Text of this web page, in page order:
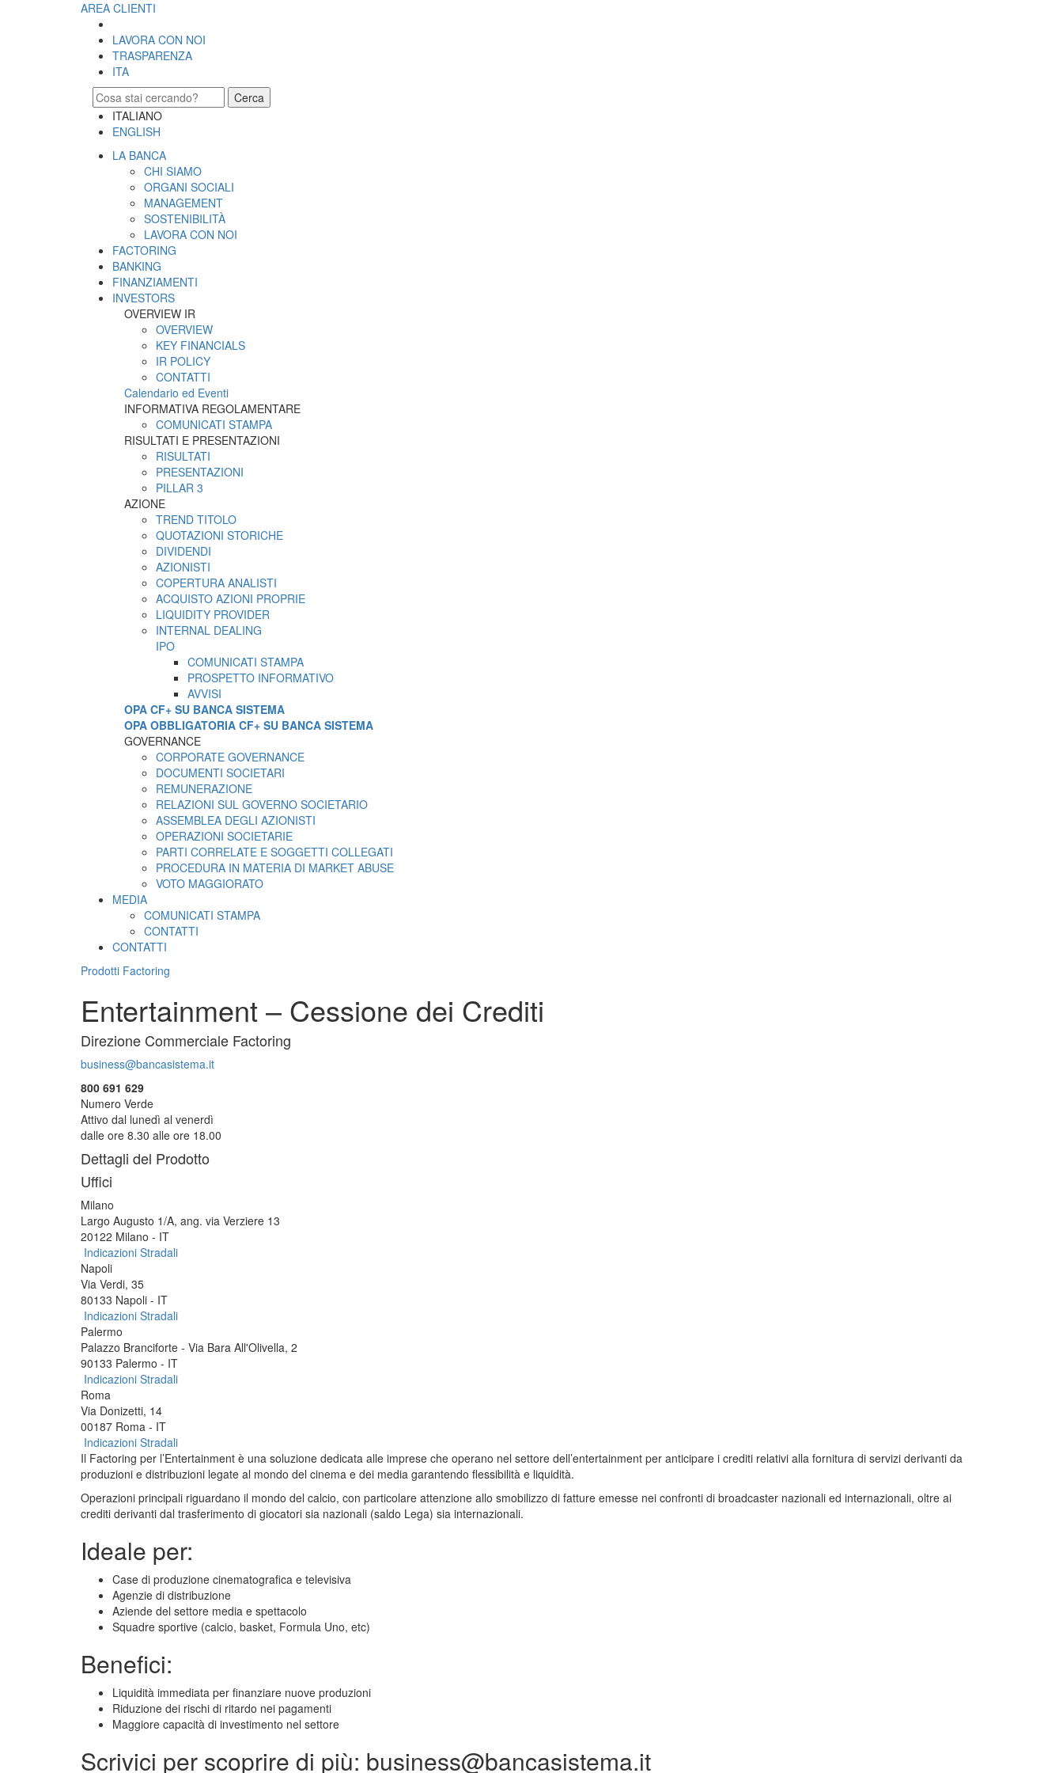
AREA CLIENTI
LAVORA CON NOI
TRASPARENZA
ITA
Cerca
ITALIANO
ENGLISH
LA BANCA
CHI SIAMO
ORGANI SOCIALI
MANAGEMENT
SOSTENIBILITÀ
LAVORA CON NOI
FACTORING
BANKING
FINANZIAMENTI
INVESTORS
OVERVIEW IR
OVERVIEW
KEY FINANCIALS
IR POLICY
CONTATTI
Calendario ed Eventi
INFORMATIVA REGOLAMENTARE
COMUNICATI STAMPA
RISULTATI E PRESENTAZIONI
RISULTATI
PRESENTAZIONI
PILLAR 3
AZIONE
TREND TITOLO
QUOTAZIONI STORICHE
DIVIDENDI
AZIONISTI
COPERTURA ANALISTI
ACQUISTO AZIONI PROPRIE
LIQUIDITY PROVIDER
INTERNAL DEALING
IPO
COMUNICATI STAMPA
PROSPETTO INFORMATIVO
AVVISI
OPA CF+ SU BANCA SISTEMA
OPA OBBLIGATORIA CF+ SU BANCA SISTEMA
GOVERNANCE
CORPORATE GOVERNANCE
DOCUMENTI SOCIETARI
REMUNERAZIONE
RELAZIONI SUL GOVERNO SOCIETARIO
ASSEMBLEA DEGLI AZIONISTI
OPERAZIONI SOCIETARIE
PARTI CORRELATE E SOGGETTI COLLEGATI
PROCEDURA IN MATERIA DI MARKET ABUSE
VOTO MAGGIORATO
MEDIA
COMUNICATI STAMPA
CONTATTI
CONTATTI
Prodotti Factoring
Entertainment – Cessione dei Crediti
Direzione Commerciale Factoring
business@bancasistema.it
800 691 629
Numero Verde
Attivo dal lunedì al venerdì
dalle ore 8.30 alle ore 18.00
Dettagli del Prodotto
Uffici
Milano
Largo Augusto 1/A, ang. via Verziere 13
20122 Milano - IT
Indicazioni Stradali
Napoli
Via Verdi, 35
80133 Napoli - IT
Indicazioni Stradali
Palermo
Palazzo Branciforte - Via Bara All'Olivella, 2
90133 Palermo - IT
Indicazioni Stradali
Roma
Via Donizetti, 14
00187 Roma - IT
Indicazioni Stradali
Il Factoring per l’Entertainment è una soluzione dedicata alle imprese che operano nel settore dell’entertainment per anticipare i crediti relativi alla fornitura di servizi derivanti da
produzioni e distribuzioni legate al mondo del cinema e dei media garantendo flessibilità e liquidità.
Operazioni principali riguardano il mondo del calcio, con particolare attenzione allo smobilizzo di fatture emesse nei confronti di broadcaster nazionali ed internazionali, oltre ai
crediti derivanti dal trasferimento di giocatori sia nazionali (saldo Lega) sia internazionali.
Ideale per:
Case di produzione cinematografica e televisiva
Agenzie di distribuzione
Aziende del settore media e spettacolo
Squadre sportive (calcio, basket, Formula Uno, etc)
Benefici:
Liquidità immediata per finanziare nuove produzioni
Riduzione dei rischi di ritardo nei pagamenti
Maggiore capacità di investimento nel settore
Scrivici per scoprire di più: business@bancasistema.it